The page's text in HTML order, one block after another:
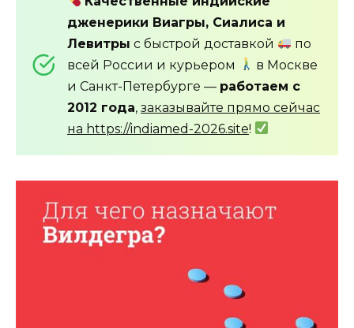
дженерики Виагры, Сиалиса и
Левитры с быстрой доставкой
по
всей России и курьером
в Москве
и Санкт-Петербурге — работаем с
2012 года, заказывайте прямо сейчас
на https://indiamed-2026.site!